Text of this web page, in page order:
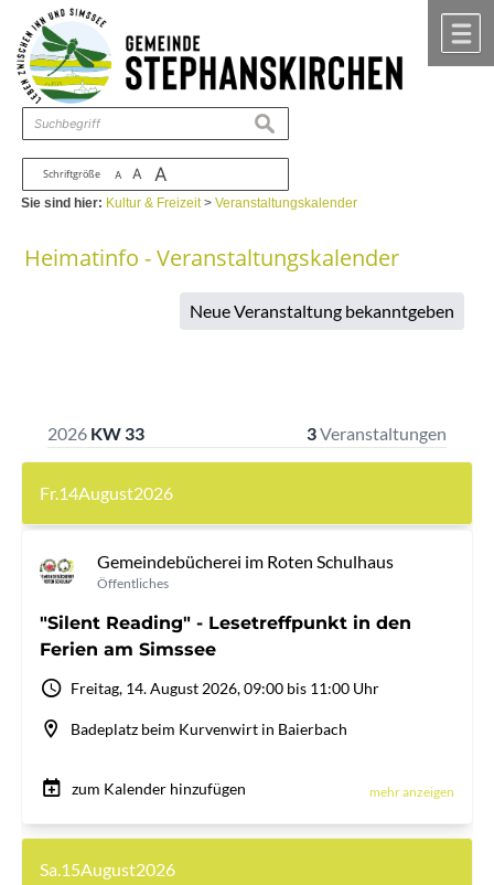
Zum Inhalt ,zur Navigation
Schriftgröße A A A
suchen
Sie sind hier: Kultur & Freizeit>Veranstaltungskalender
Heimatinfo - Veranstaltungskalender